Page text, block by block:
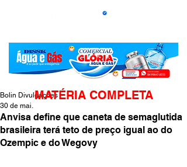
Anvisa define que caneta de semaglutida
brasileira terá teto de preço igual ao do
Ozempic e do Wegovy
Bolin Divulgações
30 de mai.
MATÉRIA COMPLETA